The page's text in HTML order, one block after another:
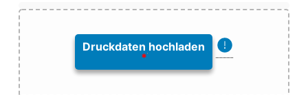
Druckdaten hochladen
*